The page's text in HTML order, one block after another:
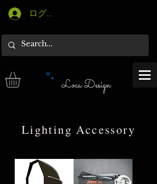
ログイン
Loca Design
Lighting Accessory